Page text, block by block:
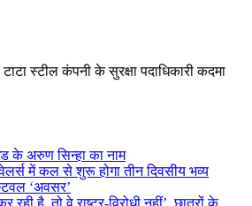
स्टील कंपनी के सुरक्षा पदाधिकारी कदमा
के अरुण सिन्हा का नाम
में कल से शुरू होगा तीन दिवसीय भव्य
‘अवसर’
रही है, तो वे राष्ट्र-विरोधी नहीं’. छात्रों के